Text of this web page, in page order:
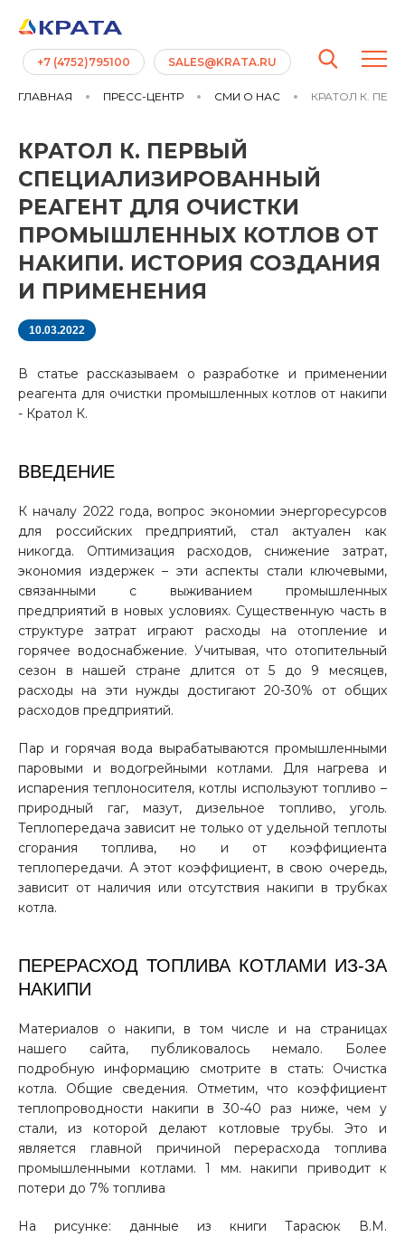
+7 (4752)795100 SALES@KRATA.RU
ГЛАВНАЯ ПРЕСС-ЦЕНТР СМИ О НАС КРАТОЛ К.
КРАТОЛ К. ПЕРВЫЙ
СПЕЦИАЛИЗИРОВАННЫЙ
РЕАГЕНТ ДЛЯ ОЧИСТКИ
ПРОМЫШЛЕННЫХ КОТЛОВ ОТ
НАКИПИ. ИСТОРИЯ СОЗДАНИЯ
И ПРИМЕНЕНИЯ
10.03.2022
В статье рассказываем о разработке и применении
реагента для очистки промышленных котлов от накипи
- Кратол К.
ВВЕДЕНИЕ
К началу 2022 года, вопрос экономии энергоресурсов
для российских предприятий, стал актуален как
никогда. Оптимизация расходов, снижение затрат,
экономия издержек – эти аспекты стали ключевыми,
связанными с выживанием промышленных
предприятий в новых условиях. Существенную часть в
структуре затрат играют расходы на отопление и
горячее водоснабжение. Учитывая, что отопительный
сезон в нашей стране длится от 5 до 9 месяцев,
расходы на эти нужды достигают 20-30% от общих
расходов предприятий.
Пар и горячая вода вырабатываются промышленными
паровыми и водогрейными котлами. Для нагрева и
испарения теплоносителя, котлы используют топливо –
природный гаг, мазут, дизельное топливо, уголь.
Теплопередача зависит не только от удельной теплоты
сгорания топлива, но и от коэффициента
теплопередачи. А этот коэффициент, в свою очередь,
зависит от наличия или отсутствия накипи в трубках
котла.
ПЕРЕРАСХОД ТОПЛИВА КОТЛАМИ ИЗ-ЗА
НАКИПИ
Материалов о накипи, в том числе и на страницах
нашего сайта, публиковалось немало. Более
подробную информацию смотрите в стать: Очистка
котла. Общие сведения. Отметим, что коэффициент
теплопроводности накипи в 30-40 раз ниже, чем у
стали, из которой делают котловые трубы. Это и
является главной причиной перерасхода топлива
промышленными котлами. 1 мм. накипи приводит к
потери до 7% топлива
На рисунке: данные из книги Тарасюк В.М.